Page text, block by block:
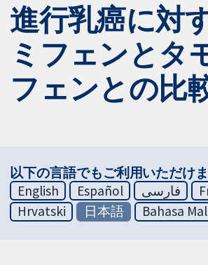
進行乳癌に対
ミフェンとタ
フェンとの比
以下の言語でもご利用いただけ
English
Español فارسی
Hrvatski
日本語 Bahasa